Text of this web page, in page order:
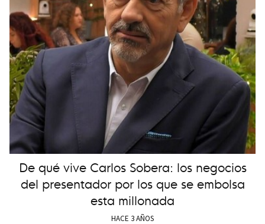
De qué vive Carlos Sobera: los negocios
del presentador por los que se embolsa
esta millonada
HACE 3 AÑOS